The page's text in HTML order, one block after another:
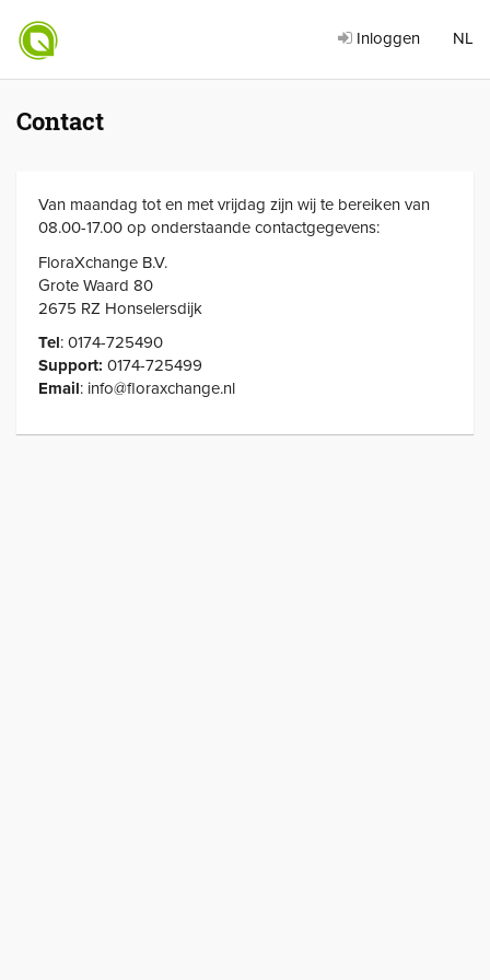
Inloggen NL
Contact
Van maandag tot en met vrijdag zijn wij te bereiken van
08.00-17.00 op onderstaande contactgegevens:
FloraXchange B.V.
Grote Waard 80
2675 RZ Honselersdijk
Tel: 0174-725490
Support: 0174-725499
Email: info@floraxchange.nl